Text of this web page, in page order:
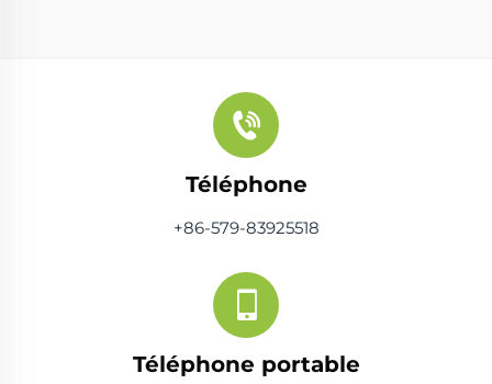
Téléphone
+86-579-83925518
Téléphone portable